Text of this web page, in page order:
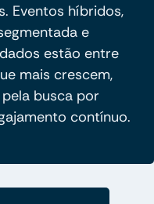
Eventos híbridos,
e
estão entre
mais crescem,
busca por
contínuo.